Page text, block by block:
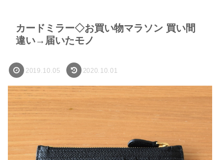
カードミラー◇お買い物マラソン 買い間
違い→届いたモノ
2019.10.05 2020.10.01